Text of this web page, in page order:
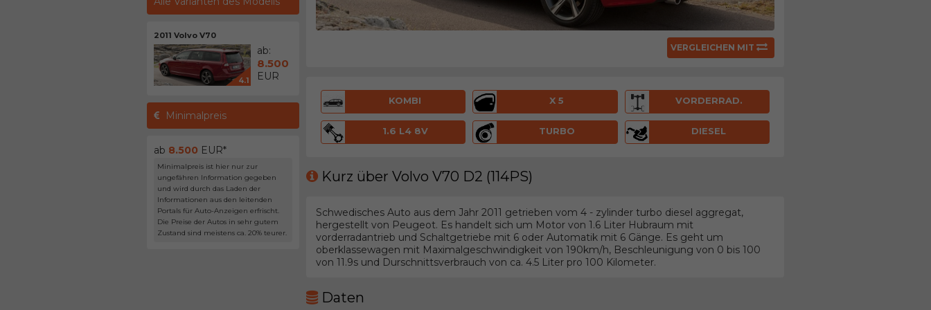
2011 Volvo V70
4.1
ab:
8.500
EUR
Minimalpreis
ab 8.500 EUR*
Minimalpreis ist hier nur zur
ungefähren Information gegeben
und wird durch das Laden der
Informationen aus den leitenden
Portals für Auto-Anzeigen erfrischt.
Die Preise der Autos in sehr gutem
Zustand sind meistens ca. 20% teurer.
VERGLEICHEN MIT
KOMBI X 5 VORDERRAD.
1.6 L4 8V TURBO DIESEL
Kurz über Volvo V70 D2 (114PS)
Schwedisches Auto aus dem Jahr 2011 getrieben vom 4 - zylinder turbo diesel aggregat,
hergestellt von Peugeot. Es handelt sich um Motor von 1.6 Liter Hubraum mit
vorderradantrieb und Schaltgetriebe mit 6 oder Automatik mit 6 Gänge. Es geht um
oberklassewagen mit Maximalgeschwindigkeit von 190km/h, Beschleunigung von 0 bis 100
von 11.9s und Durschnittsverbrauch von ca. 4.5 Liter pro 100 Kilometer.
Daten